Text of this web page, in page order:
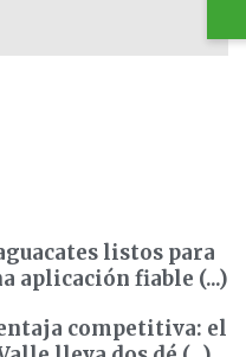
listos para
aplicación fiable (...)
competitiva: el